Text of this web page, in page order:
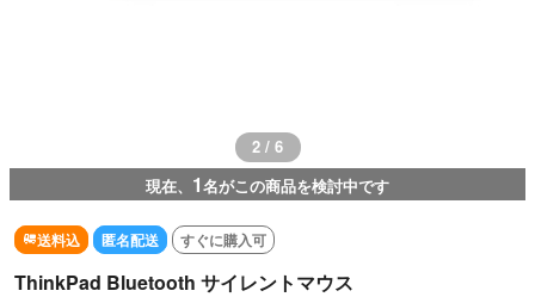
2 / 6
現在、 1名がこの商品を検討中です
送料込 匿名配送 すぐに購入可
ThinkPad Bluetooth サイレントマウス